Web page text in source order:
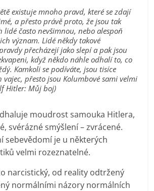
existuje mnoho pravd, které se zdají
a přesto právě proto, že jsou tak
lidé často nevšimnou, nebo alespoň
význam. Lidé někdy takové
přecházejí jako slepí a pak jsou
když někdo náhle odhalí to, co
Kamkoli se podíváte, jsou tisíce
vajec, přesto jsou Kolumbové sami velmi
Hitler: Můj boj)
moudrost samouka Hitlera,
svérázné smýšlení – zvrácené.
sebevědomí je u některých
velmi rozeznatelné.
narcistický, od reality odtržený
normálními názory normálních